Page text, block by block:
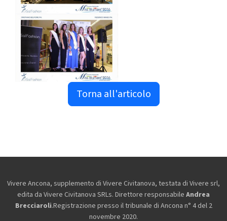
Torna all'articolo
Vivere Ancona, supplemento di Vivere Civitanova, testata di Vivere srl,
edita da Vivere Civitanova SRLs. Direttore responsabile Andrea
Brecciaroli.Registrazione presso il tribunale di Ancona n° 4 del 2
novembre 2020.